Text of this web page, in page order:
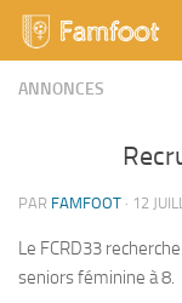
Skip to content
ANNONCES
PAR FAMFOOT · 12
Le FCRD33
seniors féminine à 8.